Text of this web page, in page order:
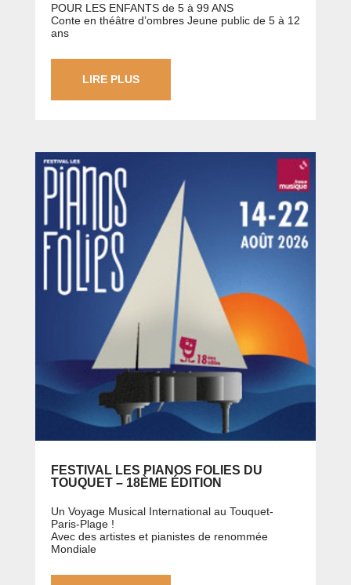
POUR LES ENFANTS de 5 à 99 ANS
Conte en théâtre d’ombres Jeune public de 5 à 12
ans
LIRE PLUS
FESTIVAL LES PIANOS FOLIES DU
TOUQUET – 18ÈME ÉDITION
Un Voyage Musical International au Touquet-
Paris-Plage !
Avec des artistes et pianistes de renommée
Mondiale